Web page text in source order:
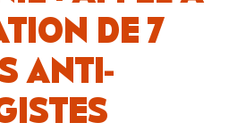
DE 7
ANTI-